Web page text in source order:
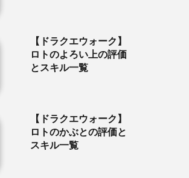
【ドラクエウォーク】
ロトのよろい上の評価
とスキル一覧
【ドラクエウォーク】
ロトのかぶとの評価と
スキル一覧